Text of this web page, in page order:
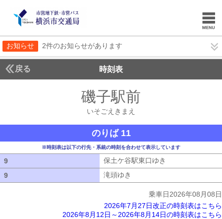
お知らせ 2件のお知らせがあります
戻る 時刻表
磯子駅前
いそごえきまえ
のりば 11
※時刻表は以下の行先・系統の時刻を合わせて表示しています
9 保土ケ谷駅東口ゆき
9
滝頭ゆき
乗車日2026年08月08日
2026年7月27日改正の時刻表はこちら
2026年8月12日～2026年8月14日の時刻表はこちら